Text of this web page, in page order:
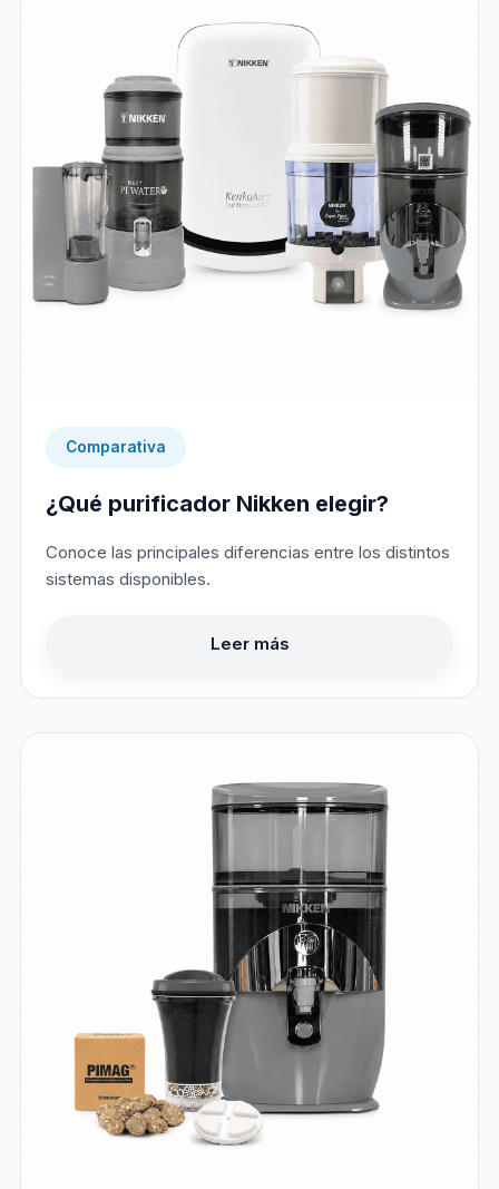
Comparativa
¿Qué purificador Nikken elegir?
Conoce las principales diferencias entre los distintos
sistemas disponibles.
Leer más